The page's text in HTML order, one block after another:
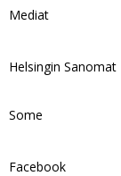
Mediat
Helsingin Sanomat
Some
Facebook